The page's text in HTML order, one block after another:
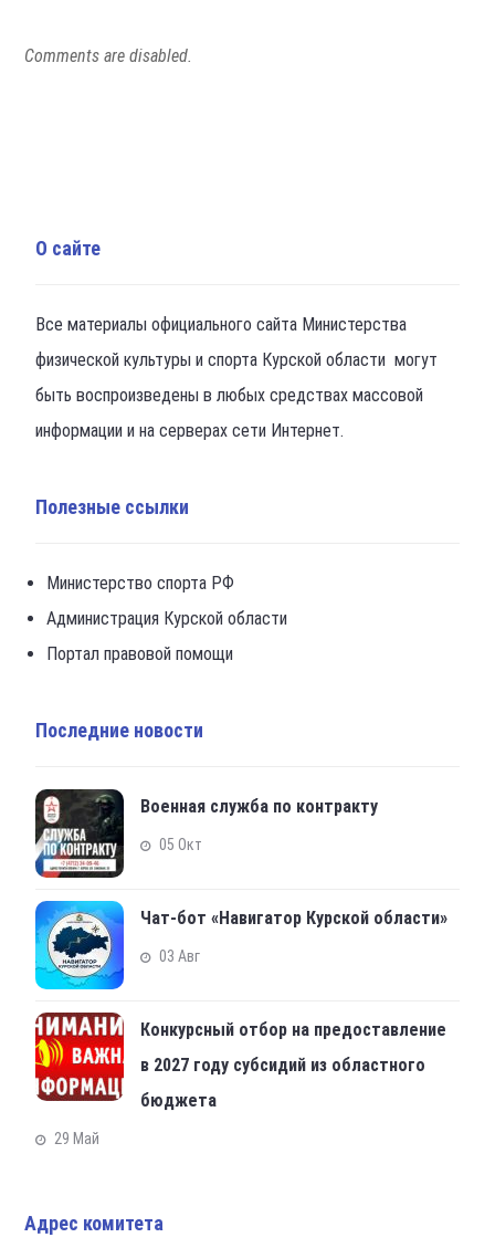
Comments are disabled.
О сайте
Все материалы официального сайта Министерства
физической культуры и спорта Курской области могут
быть воспроизведены в любых средствах массовой
информации и на серверах сети Интернет.
Полезные ссылки
Министерство спорта РФ
Администрация Курской области
Портал правовой помощи
Последние новости
Военная служба по контракту
05 Окт
Чат-бот «Навигатор Курской области»
03 Авг
Конкурсный отбор на предоставление
в 2027 году субсидий из областного
бюджета
29 Май
Адрес комитета